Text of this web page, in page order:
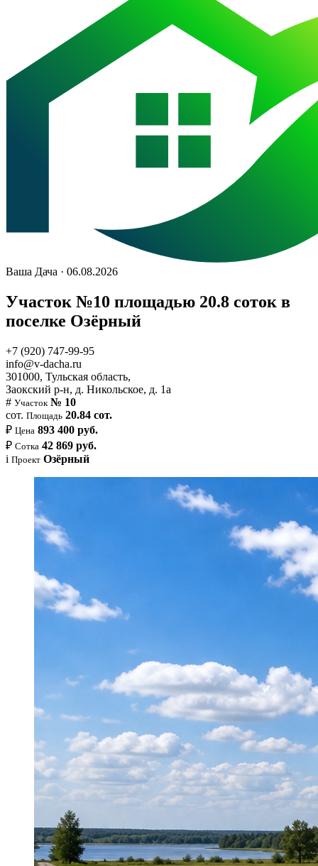
Ваша Дача · 06.08.2026
Участок №10 площадью 20.8 соток в
поселке Озёрный
+7 (920) 747-99-95
info@v-dacha.ru
301000, Тульская область,
Заокский р-н, д. Никольское, д. 1а
# Участок № 10
сот. Площадь 20.84 сот.
₽ Цена 893 400 руб.
₽ Сотка 42 869 руб.
i Проект Озёрный